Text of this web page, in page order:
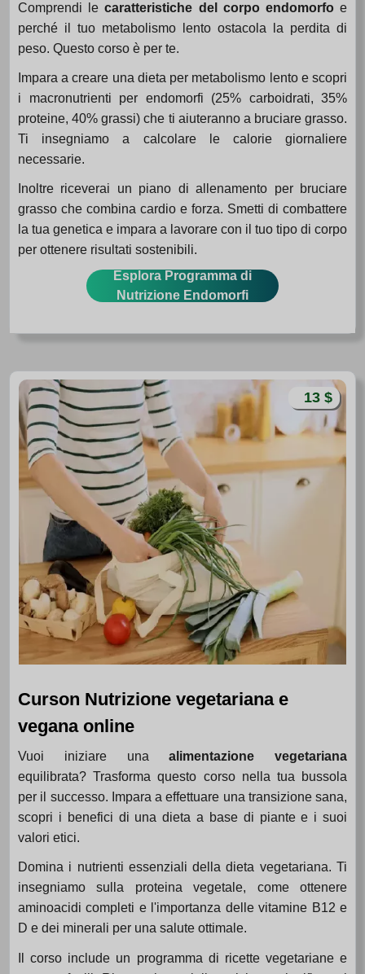
Comprendi lecaratteristiche del corpo endomorfoe
perché il tuo metabolismo lento ostacola la perdita di
peso. Questo corso è per te.
Impara a creare una dieta per metabolismo lento e scopri
i macronutrienti per endomorfi (25% carboidrati, 35%
proteine, 40% grassi) che ti aiuteranno a bruciare grasso.
Ti insegniamo a calcolare le calorie giornaliere
necessarie.
Inoltre riceverai un piano di allenamento per bruciare
grasso che combina cardio e forza. Smetti di combattere
la tua genetica e impara a lavorare con il tuo tipo di corpo
per ottenere risultati sostenibili.
Esplora Programma di
Nutrizione Endomorfi
Curson Nutrizione vegetariana e
vegana online
13 $
Vuoi iniziare unaalimentazione vegetariana
equilibrata? Trasforma questo corso nella tua bussola
per il successo. Impara a effettuare una transizione sana,
scopri i benefici di una dieta a base di piante e i suoi
valori etici.
Domina i nutrienti essenziali della dieta vegetariana. Ti
insegniamo sulla proteina vegetale, come ottenere
aminoacidi completi e l'importanza delle vitamine B12 e
D e dei minerali per una salute ottimale.
Il corso include un programma di ricette vegetariane e